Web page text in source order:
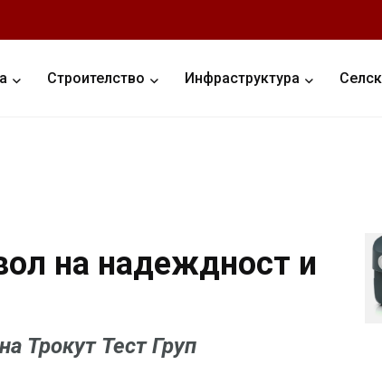
Строителство Инфраструктура
на надеждност и
Трокут Тест Груп